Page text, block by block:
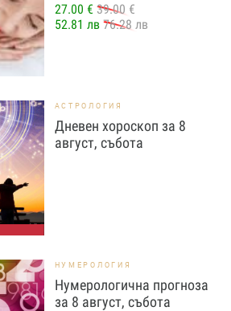
27.00 € 39.00 €
52.81 лв 76.28 лв
АСТРОЛОГИЯ
Дневен хороскоп за 8
август, събота
НУМЕРОЛОГИЯ
Нумерологична прогноза
за 8 август, събота